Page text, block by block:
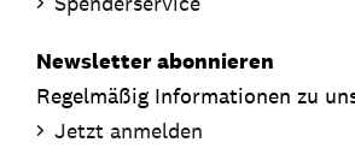
Newsletter abonnieren
Regelmäßig Informationen zu
Jetzt anmelden